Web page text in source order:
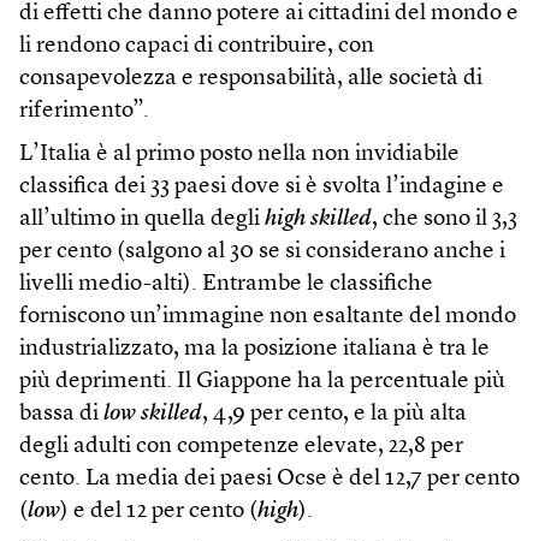
di effetti che danno potere ai cittadini del mondo e
li rendono capaci di contribuire, con
consapevolezza e responsabilità, alle società di
riferimento”.
L’Italia è al primo posto nella non invidiabile
classifica dei 33 paesi dove si è svolta l’indagine e
all’ultimo in quella degli high skilled, che sono il 3,3
per cento (salgono al 30 se si considerano anche i
livelli medio-alti). Entrambe le classifiche
forniscono un’immagine non esaltante del mondo
industrializzato, ma la posizione italiana è tra le
più deprimenti. Il Giappone ha la percentuale più
bassa di low skilled, 4,9 per cento, e la più alta
degli adulti con competenze elevate, 22,8 per
cento. La media dei paesi Ocse è del 12,7 per cento
(low) e del 12 per cento (high).